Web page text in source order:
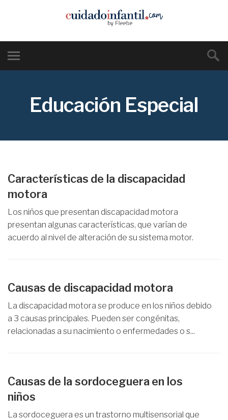
Educación Especial
Características de la discapacidad
motora
Los niños que presentan discapacidad motora
presentan algunas características, que varían de
acuerdo al nivel de alteración de su sistema motor.
Causas de discapacidad motora
La discapacidad motora se produce en los niños debido
a 3 causas principales. Pueden ser congénitas,
relacionadas a su nacimiento o enfermedades o s...
Causas de la sordoceguera en los
niños
La sordoceguera es un trastorno multisensorial que